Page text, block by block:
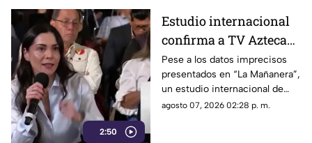
2:50
Estudio internacional
confirma a TV Azteca
como el medio líder en
credibilidad y alcance
Pese a los datos imprecisos
presentados en “La Mañanera”,
un estudio internacional de
Reuters confirma que TV
agosto 07, 2026 02:28 p. m.